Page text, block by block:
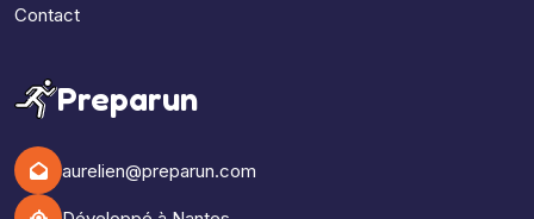
Contact
Preparun
aurelien@preparun.com